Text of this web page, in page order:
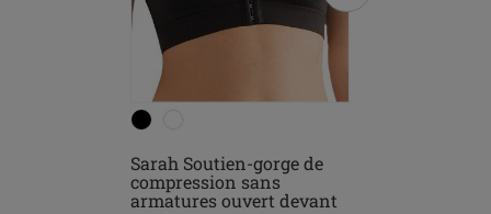
Sarah Soutien-gorge de
compression sans
armatures ouvert devant